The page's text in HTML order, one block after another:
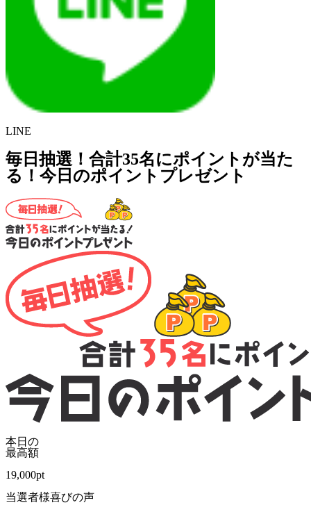
LINE
毎日抽選！合計35名にポイントが当た
る！今日のポイントプレゼント
本日の
最高額
19,000pt
当選者様喜びの声